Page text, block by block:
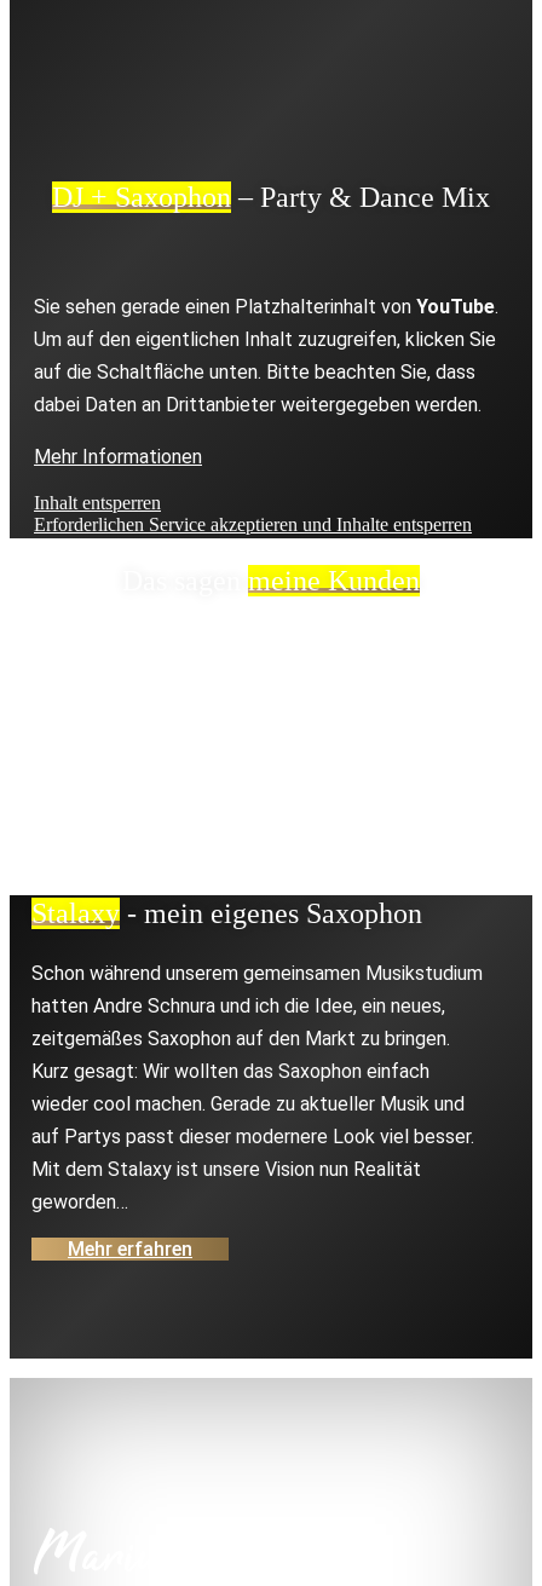
DJ + Saxophon– Party & Dance Mix
Sie sehen gerade einen Platzhalterinhalt von YouTube.
Um auf den eigentlichen Inhalt zuzugreifen, klicken Sie
auf die Schaltfläche unten. Bitte beachten Sie, dass
dabei Daten an Drittanbieter weitergegeben werden.
Mehr Informationen
Inhalt entsperren
Erforderlichen Service akzeptieren und Inhalte entsperren
meine Kunden
Stalaxy - mein eigenes Saxophon
Schon während unserem gemeinsamen Musikstudium
hatten Andre Schnura und ich die Idee, ein neues,
zeitgemäßes Saxophon auf den Markt zu bringen.
Kurz gesagt: Wir wollten das Saxophon einfach
wieder cool machen. Gerade zu aktueller Musik und
auf Partys passt dieser modernere Look viel besser.
Mit dem Stalaxy ist unsere Vision nun Realität
geworden…
Mehr erfahren